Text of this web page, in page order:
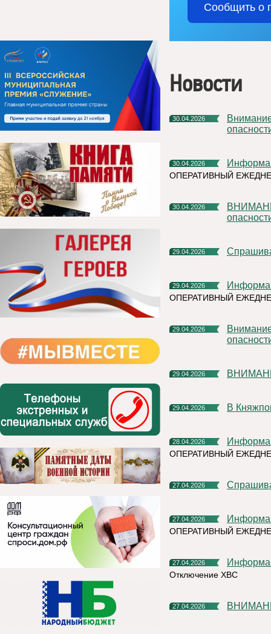
Сообщить о
Новости
30.04.2026
Внимание! Отмена Желтого уровня террористической
30.04.2026
ОПЕРАТИВНЫЙ
30.04.2026
ВНИМАНИЕ! Желтый уровень антитеррористической
29.04.2026
29.04.2026
ОПЕРАТИВНЫЙ
29.04.2026
Внимание!!! Синий уровень антитеррористической
29.04.2026
29.04.2026 В
28.04.2026
ОПЕРАТИВНЫЙ
27.04.2026
27.04.2026
ОПЕРАТИВНЫЙ
27.04.2026
Отключение ХВС
27.04.2026